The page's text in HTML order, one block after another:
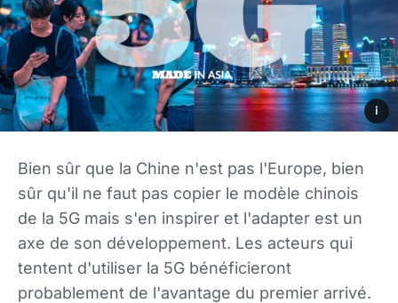
i
Bien sûr que la Chine n'est pas l'Europe, bien
sûr qu'il ne faut pas copier le modèle chinois
de la 5G mais s'en inspirer et l'adapter est un
axe de son développement. Les acteurs qui
tentent d'utiliser la 5G bénéficieront
probablement de l'avantage du premier arrivé.